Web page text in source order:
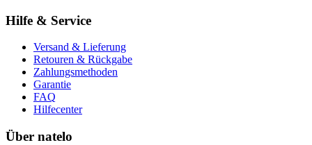
Hilfe & Service
Versand & Lieferung
Retouren & Rückgabe
Zahlungsmethoden
Garantie
FAQ
Hilfecenter
Über natelo